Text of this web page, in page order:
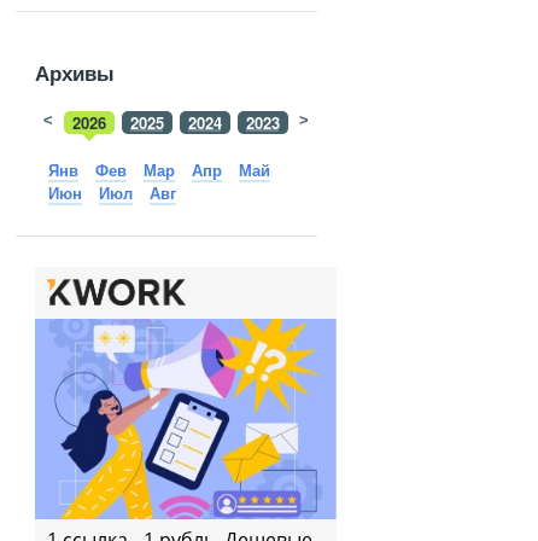
Архивы
2026 2025 2024 2023 2022
< >
Янв Фев Мар Апр
Май
Июн
Июл Авг